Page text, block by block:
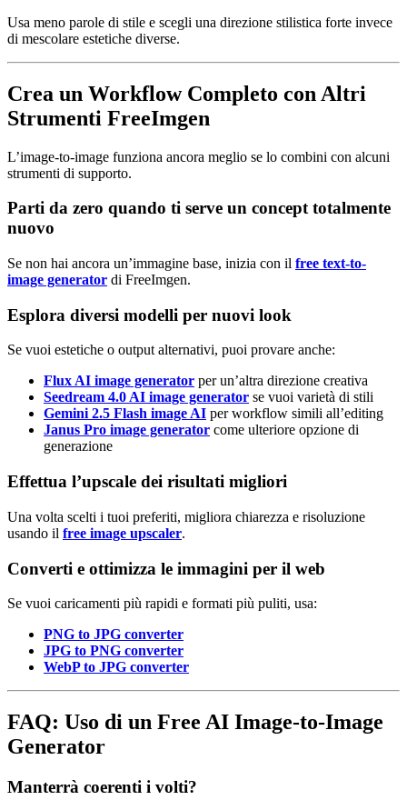
Usa meno parole di stile e scegli una direzione stilistica forte invece
di mescolare estetiche diverse.
Crea un Workflow Completo con Altri
Strumenti FreeImgen
L’image-to-image funziona ancora meglio se lo combini con alcuni
strumenti di supporto.
Parti da zero quando ti serve un concept totalmente
nuovo
Se non hai ancora un’immagine base, inizia con il free text-to-
image generator di FreeImgen.
Esplora diversi modelli per nuovi look
Se vuoi estetiche o output alternativi, puoi provare anche:
Flux AI image generator per un’altra direzione creativa
Seedream 4.0 AI image generator se vuoi varietà di stili
Gemini 2.5 Flash image AI per workflow simili all’editing
Janus Pro image generator come ulteriore opzione di
generazione
Effettua l’upscale dei risultati migliori
Una volta scelti i tuoi preferiti, migliora chiarezza e risoluzione
usando il free image upscaler.
Converti e ottimizza le immagini per il web
Se vuoi caricamenti più rapidi e formati più puliti, usa:
PNG to JPG converter
JPG to PNG converter
WebP to JPG converter
FAQ: Uso di un Free AI Image-to-Image
Generator
Manterrà coerenti i volti?